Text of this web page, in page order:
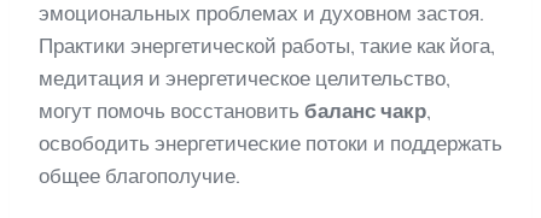
эмоциональных проблемах и духовном застоя.
Практики энергетической работы, такие как йога,
медитация и энергетическое целительство,
могут помочь восстановить баланс чакр,
освободить энергетические потоки и поддержать
общее благополучие.